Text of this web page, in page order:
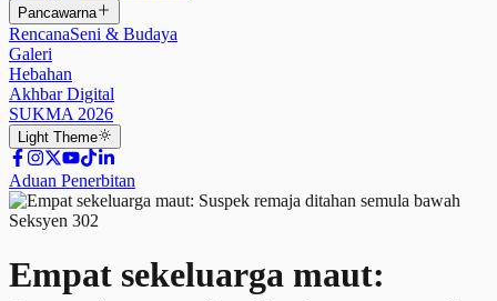
Pancawarna
RencanaSeni & Budaya
Galeri
Hebahan
Akhbar Digital
SUKMA 2026
Light Theme
Aduan Penerbitan
Empat sekeluarga maut: